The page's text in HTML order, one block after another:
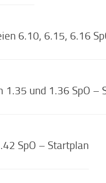
6.10, 6.15, 6.16
und 1.36 SpO –
SpO – Startplan